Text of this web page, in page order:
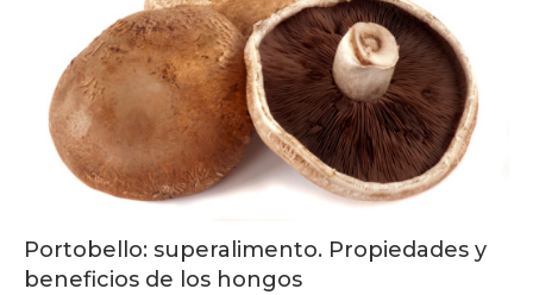
Portobello: superalimento. Propiedades y
beneficios de los hongos